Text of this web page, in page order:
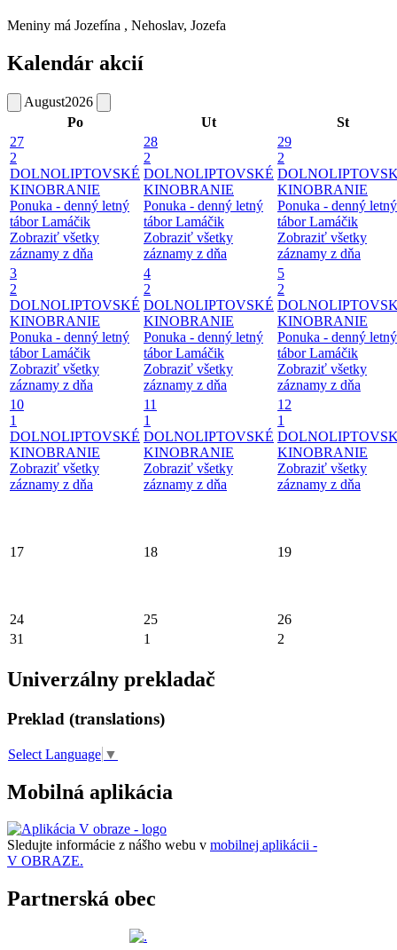
Meniny má Jozefína , Nehoslav, Jozefa
Kalendár akcií
August2026
Po
Ut
St
27
2
DOLNOLIPTOVSKÉ
KINOBRANIE
Ponuka - denný letný
tábor Lamáčik
Zobraziť všetky
záznamy z dňa
28
2
DOLNOLIPTOVSKÉ
KINOBRANIE
Ponuka - denný letný
tábor Lamáčik
Zobraziť všetky
záznamy z dňa
29
2
KINOBRANIE
Ponuka - denný letný
tábor Lamáčik
Zobraziť všetky
záznamy z dňa
3
2
DOLNOLIPTOVSKÉ
KINOBRANIE
Ponuka - denný letný
tábor Lamáčik
Zobraziť všetky
záznamy z dňa
4
2
DOLNOLIPTOVSKÉ
KINOBRANIE
Ponuka - denný letný
tábor Lamáčik
Zobraziť všetky
záznamy z dňa
5
2
KINOBRANIE
Ponuka - denný letný
tábor Lamáčik
Zobraziť všetky
záznamy z dňa
10
1
DOLNOLIPTOVSKÉ
KINOBRANIE
Zobraziť všetky
záznamy z dňa
11
1
DOLNOLIPTOVSKÉ
KINOBRANIE
Zobraziť všetky
záznamy z dňa
12
1
KINOBRANIE
Zobraziť všetky
záznamy z dňa
17 18 19
24 25
26
31
1 2
Univerzálny prekladač
Preklad (translations)
Select Language ▼
Mobilná aplikácia
Sledujte informácie z nášho webu v mobilnej aplikácii -
V OBRAZE.
Partnerská obec